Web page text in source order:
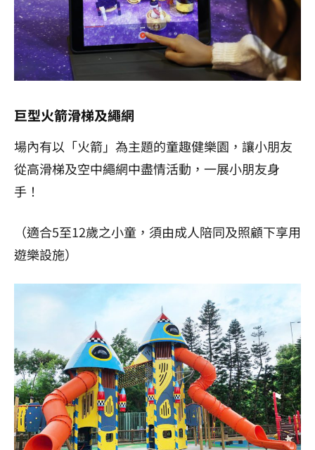
巨型火箭滑梯及繩網
場內有以「火箭」為主題的童趣健樂園，讓小朋友
從高滑梯及空中繩網中盡情活動，一展小朋友身
手！
（適合5至12歲之小童，須由成人陪同及照顧下享用
遊樂設施）